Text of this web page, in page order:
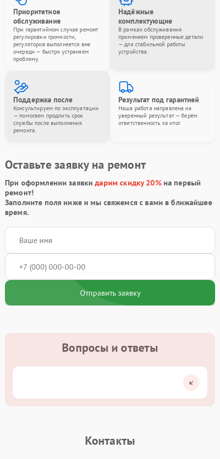
Приоритетное
обслуживание
При гарантийном случае ремонт
регулировки громкости,
регуляторов выполняется вне
очереди — быстро устраняем
проблему.
Надёжные
комплектующие
В рамках обслуживания
применяем проверенные детали
— для стабильной работы
устройства.
Поддержка после
Консультируем по эксплуатации
— помогаем продлить срок
службы после выполнения
ремонта.
Результат под гарантией
Наша работа направлена на
уверенный результат — берём
ответственность за итог.
Оставьте заявку на ремонт
При оформлении заявкидарим скидку 20%на первый
ремонт!
Заполните поля ниже и мы свяжемся с вами в ближайшее
время.
Отправить заявку
Вопросы и ответы
Контакты